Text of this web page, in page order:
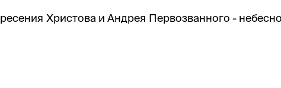
Христова и Андрея Первозванного -